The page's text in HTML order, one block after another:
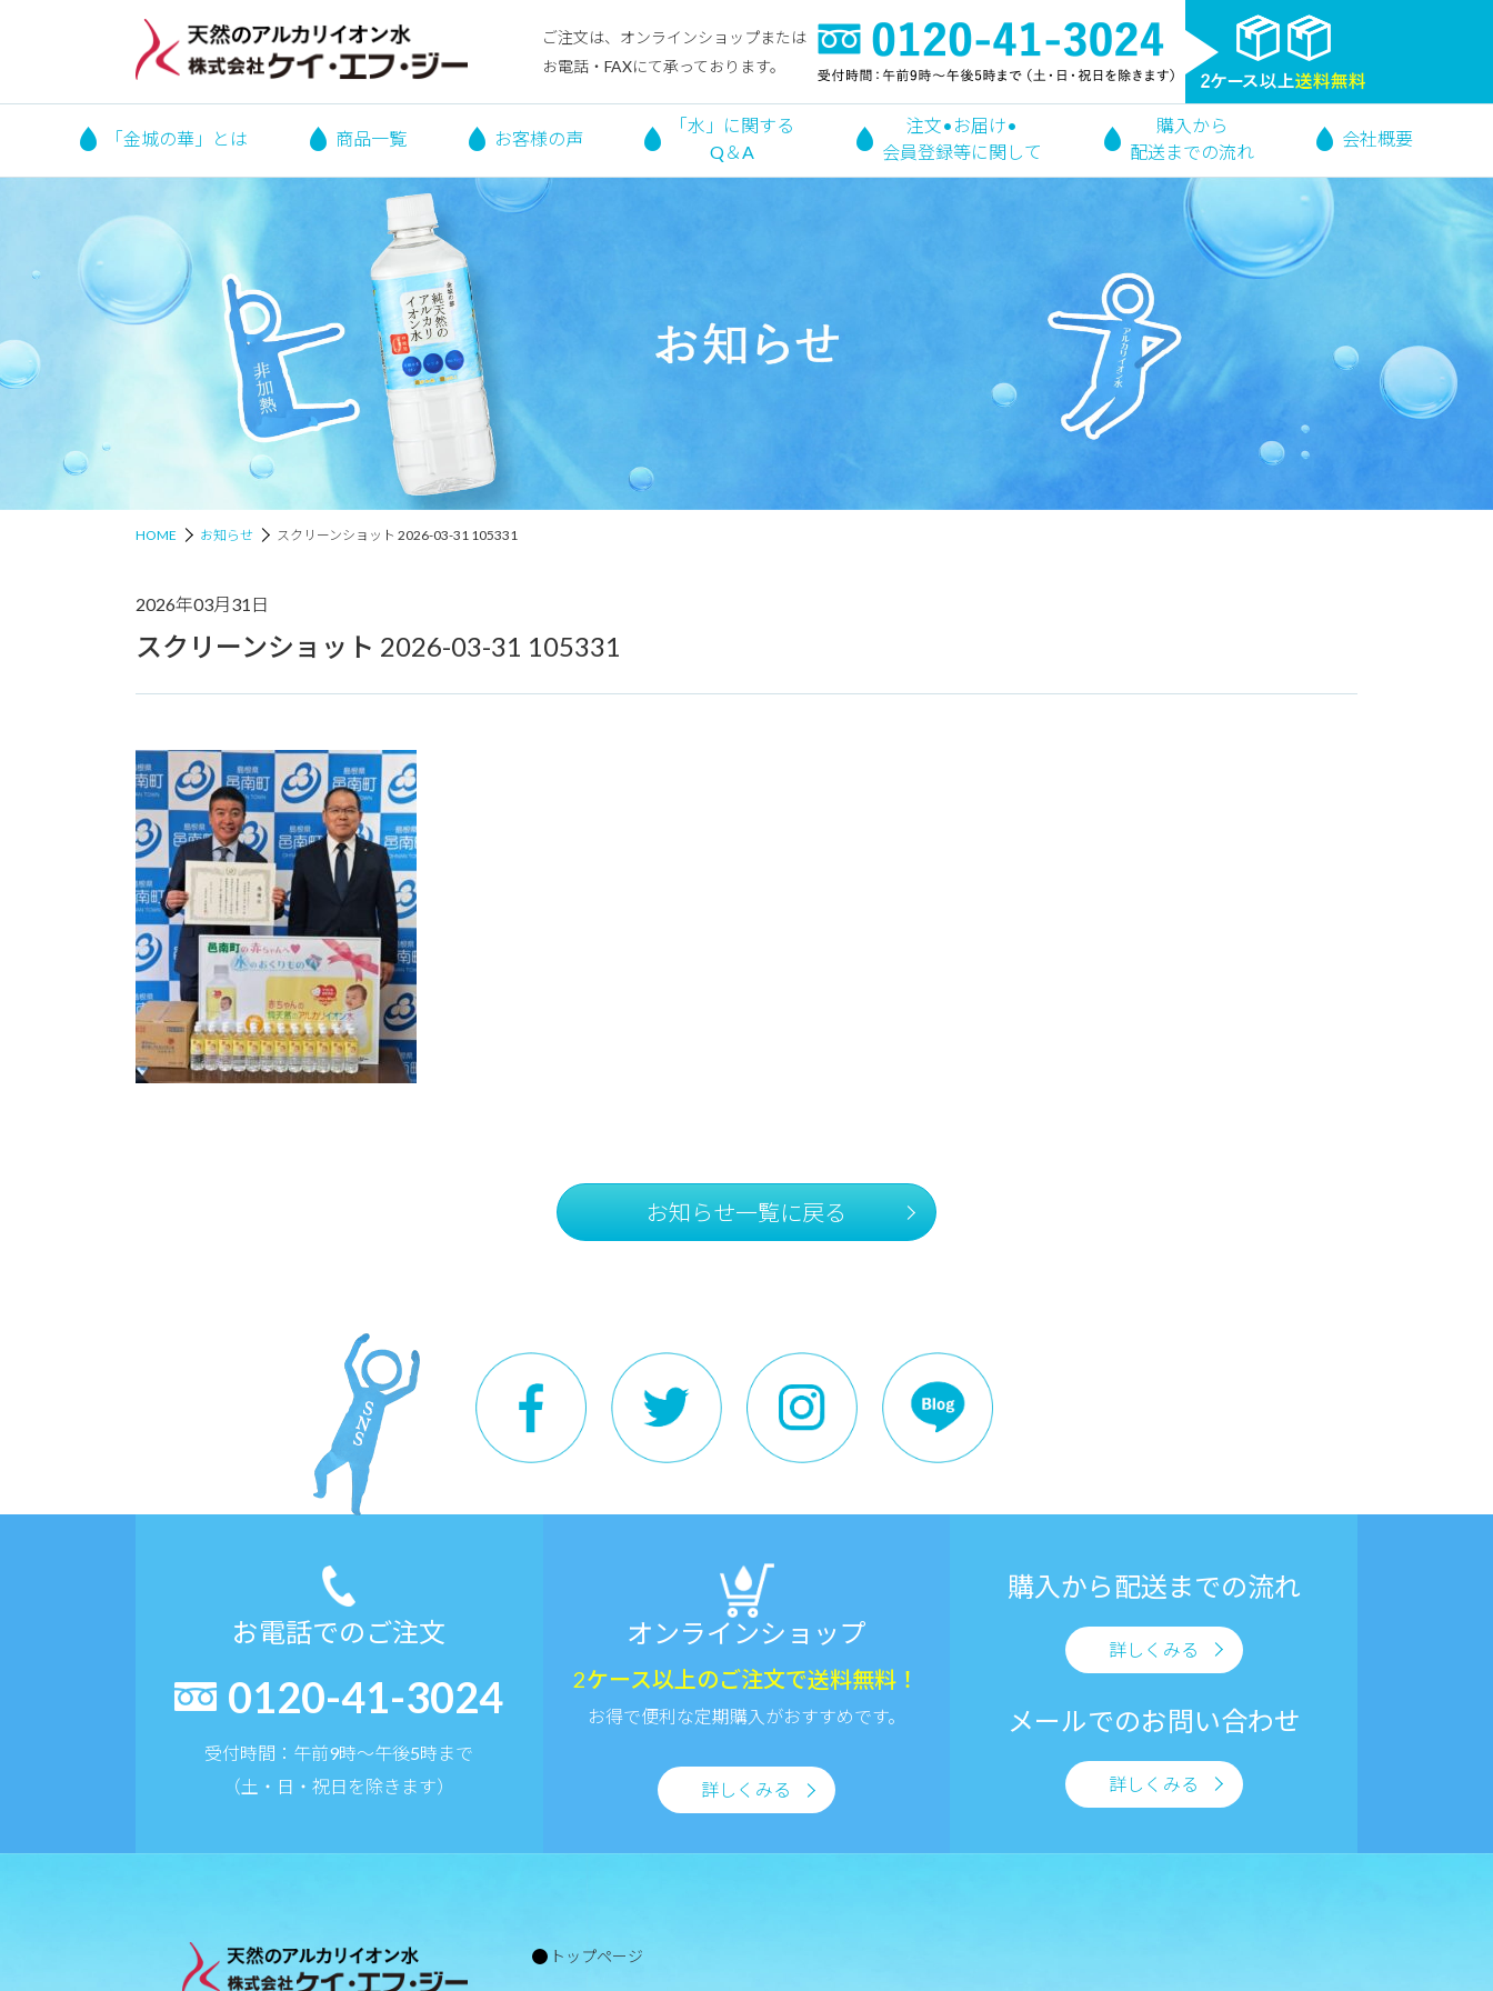
ご注文は、オンラインショップまたは
お電話・FAXにて承っております。
「金城の華」とは 商品一覧 お客様の声
「水」に関する
Q＆A
注文•お届け•
会員登録等に関して
購入から
配送までの流れ
会社概要
お知らせ
HOME お知らせ スクリーンショット 2026-03-31 105331
2026年03月31日
スクリーンショット 2026-03-31 105331
お知らせ一覧に戻る
お電話でのご注文
0120-41-3024
受付時間：午前9時〜午後5時まで
（土・日・祝日を除きます）
オンラインショップ
2ケース以上のご注文で送料無料！
お得で便利な定期購入がおすすめです。
詳しくみる
購入から配送までの流れ
詳しくみる
メールでのお問い合わせ
詳しくみる
トップページ